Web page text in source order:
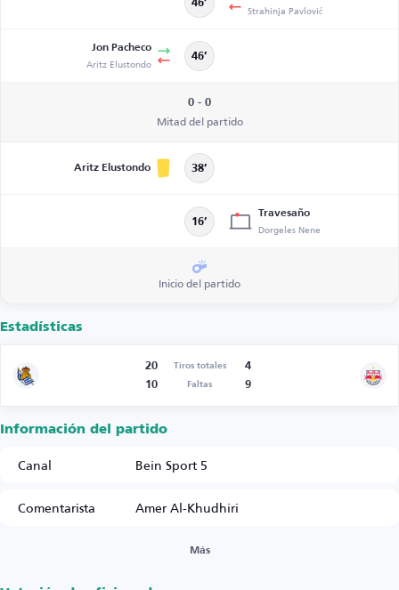
46’ Strahinja Pavlović
Jon Pacheco
Aritz Elustondo 46’
0 - 0
Mitad del partido
Aritz Elustondo 38’
16’
Travesaño
Dorgeles Nene
Inicio del partido
Estadísticas
20 Tiros totales
4
10
Faltas 9
Información del partido
Canal
Bein Sport 5
Comentarista
Amer Al-Khudhiri
Más